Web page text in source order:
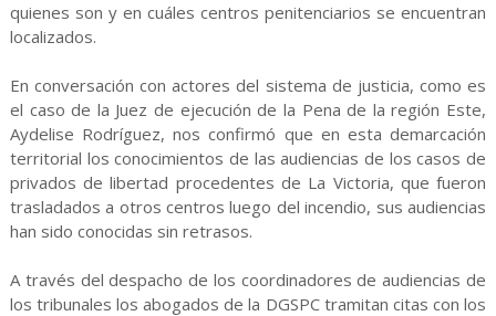
quienes son y en cuáles centros penitenciarios se encuentran
localizados.
En conversación con actores del sistema de justicia, como es
el caso de la Juez de ejecución de la Pena de la región Este,
Aydelise Rodríguez, nos confirmó que en esta demarcación
territorial los conocimientos de las audiencias de los casos de
privados de libertad procedentes de La Victoria, que fueron
trasladados a otros centros luego del incendio, sus audiencias
han sido conocidas sin retrasos.
A través del despacho de los coordinadores de audiencias de
los tribunales los abogados de la DGSPC tramitan citas con los